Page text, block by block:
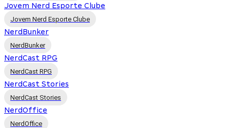
Jovem Nerd Esporte Clube
Jovem Nerd Esporte Clube
NerdBunker
NerdBunker
NerdCast RPG
NerdCast RPG
NerdCast Stories
NerdCast Stories
NerdOffice
NerdOffice